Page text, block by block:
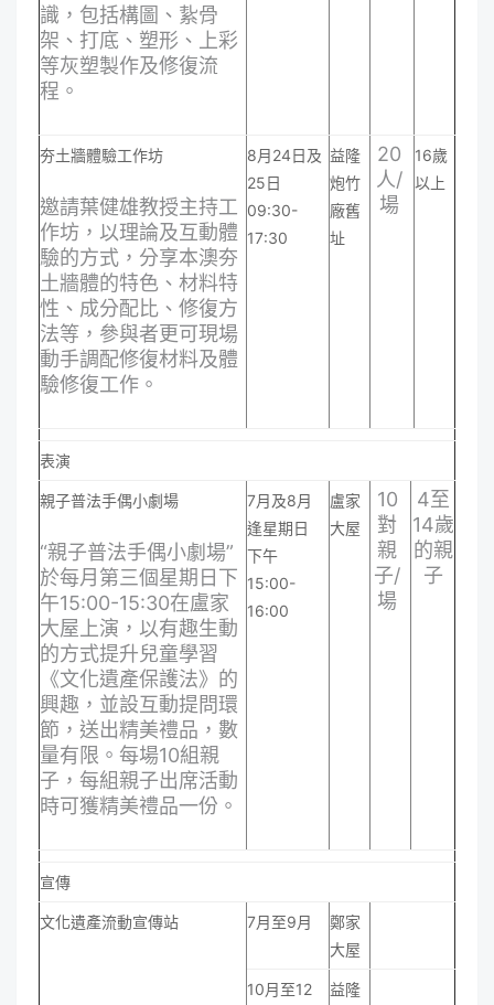
識，包括構圖、紥骨
架、打底、塑形、上彩
等灰塑製作及修復流
程。
夯土牆體驗工作坊
邀請葉健雄教授主持工
作坊，以理論及互動體
驗的方式，分享本澳夯
土牆體的特色、材料特
性、成分配比、修復方
法等，參與者更可現場
動手調配修復材料及體
驗修復工作。
8月24日及
25日
09:30-
17:30
益隆
炮竹
廠舊
址
20
人/
場
16歲
以上
表演
親子普法手偶小劇場
“親子普法手偶小劇場”
於每月第三個星期日下
午15:00-15:30在盧家
大屋上演，以有趣生動
的方式提升兒童學習
《文化遺產保護法》的
興趣，並設互動提問環
節，送出精美禮品，數
量有限。每場10組親
子，每組親子出席活動
時可獲精美禮品一份。
7月及8月
逢星期日
下午
15:00-
16:00
盧家
大屋
10
對
親
子/
場
4至
14歲
的親
子
宣傳
文化遺產流動宣傳站 7月至9月
鄭家
大屋
10月至12
益隆